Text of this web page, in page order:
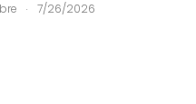
. 7/26/2026